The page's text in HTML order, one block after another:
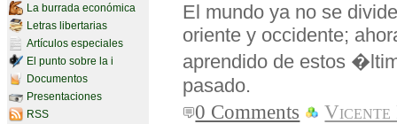
La burrada económica
Letras libertarias
Artículos especiales
El punto sobre la i
Documentos
Presentaciones
RSS
El mundo ya no se
oriente y occidente;
aprendido de estos
pasado.
0 Comments Vicente